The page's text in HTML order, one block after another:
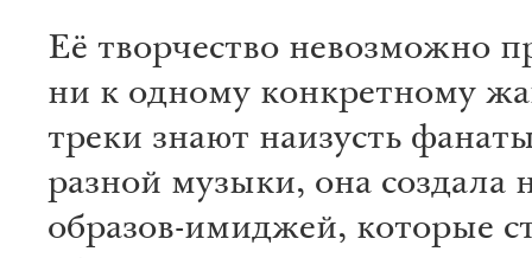
Её творчество невозможно
ни к одному конкретному
треки знают наизусть
разной музыки, она создала
образов-имиджей, которые